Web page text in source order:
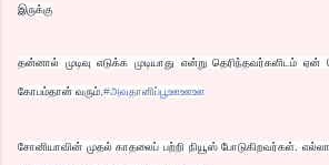
இருக்கு
தன்னால் முடிவு எடுக்க முடியாது என்று தெரிந்தவர்களிடம்
கோபம்தான் வரும். ‪#‎அவதானிப்பூஊஊஊ‬
சோனியாவின் முதல் காதலைப் பற்றி நியூஸ் போடுகிறவர்கள்.